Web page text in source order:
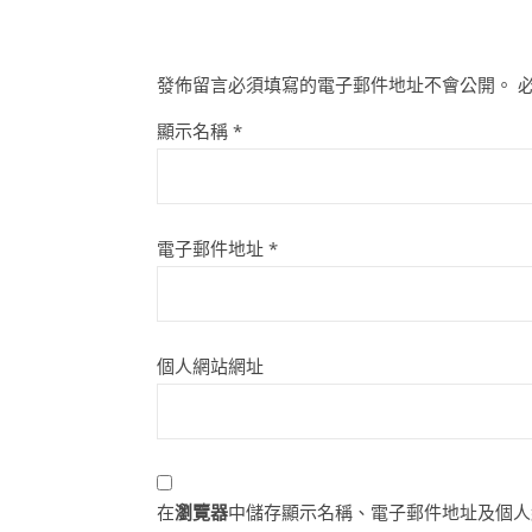
發佈留言必須填寫的電子郵件地址不會公開。
顯示名稱 *
電子郵件地址 *
個人網站網址
在瀏覽器中儲存顯示名稱、電子郵件地址及個